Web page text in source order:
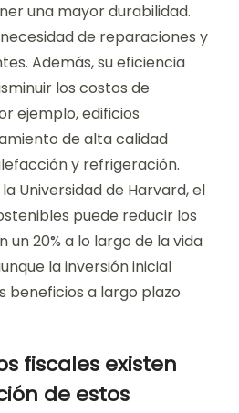
una mayor durabilidad.
de reparaciones y
Además, su eficiencia
los costos de
ejemplo, edificios
de alta calidad
y refrigeración.
Universidad de Harvard, el
puede reducir los
20% a lo largo de la vida
la inversión inicial
beneficios a largo plazo
fiscales existen
de estos